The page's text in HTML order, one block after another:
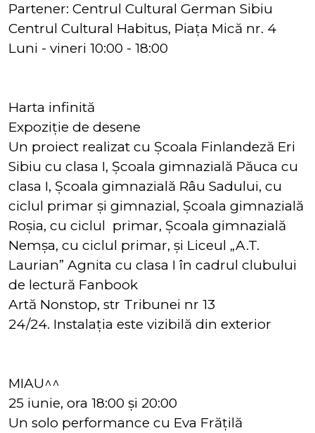
Partener: Centrul Cultural German Sibiu
Centrul Cultural Habitus, Piața Mică nr. 4
Luni - vineri 10:00 - 18:00
Harta infinită
Expoziție de desene
Un proiect realizat cu Școala Finlandeză Eri
Sibiu cu clasa I, Școala gimnazială Păuca cu
clasa I, Școala gimnazială Râu Sadului, cu
ciclul primar și gimnazial, Școala gimnazială
Roșia, cu ciclul primar, Școala gimnazială
Nemșa, cu ciclul primar, și Liceul „A.T.
Laurian” Agnita cu clasa I în cadrul clubului
de lectură Fanbook
Artă Nonstop, str Tribunei nr 13
24/24. Instalația este vizibilă din exterior
MIAU^^
25 iunie, ora 18:00 și 20:00
Un solo performance cu Eva Frățilă